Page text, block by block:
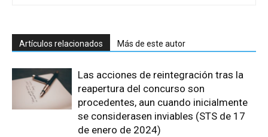
Artículos relacionados Más de este autor
Las acciones de reintegración tras la
reapertura del concurso son
procedentes, aun cuando inicialmente
se considerasen inviables (STS de 17
de enero de 2024)